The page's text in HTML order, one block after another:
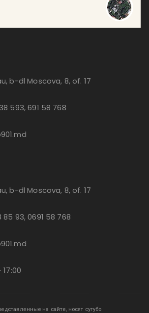
b-dl Moscova, 8, of. 17
593, 691 58 768
b-dl Moscova, 8, of. 17
93, 0691 58 768
на сайте, носят сугубо